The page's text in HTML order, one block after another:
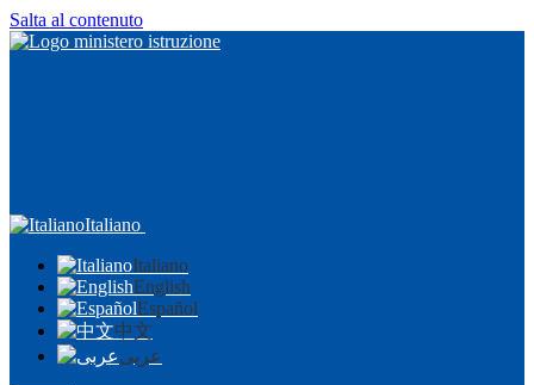
Salta al contenuto
Italiano
Italiano
English
Español
中文
عربى